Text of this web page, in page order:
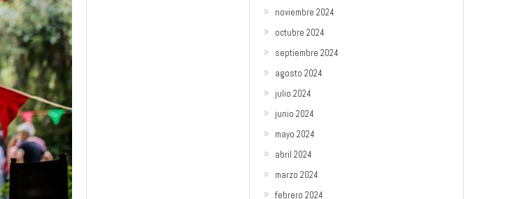
noviembre 2024
octubre 2024
septiembre 2024
agosto 2024
julio 2024
junio 2024
mayo 2024
abril 2024
marzo 2024
febrero 2024